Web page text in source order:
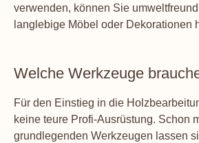
verwenden, können Sie
langlebige Möbel oder Dekorationen
Welche Werkzeuge
Für den Einstieg in die
keine teure Profi-Ausrüstung. Schon
grundlegenden Werkzeugen lassen